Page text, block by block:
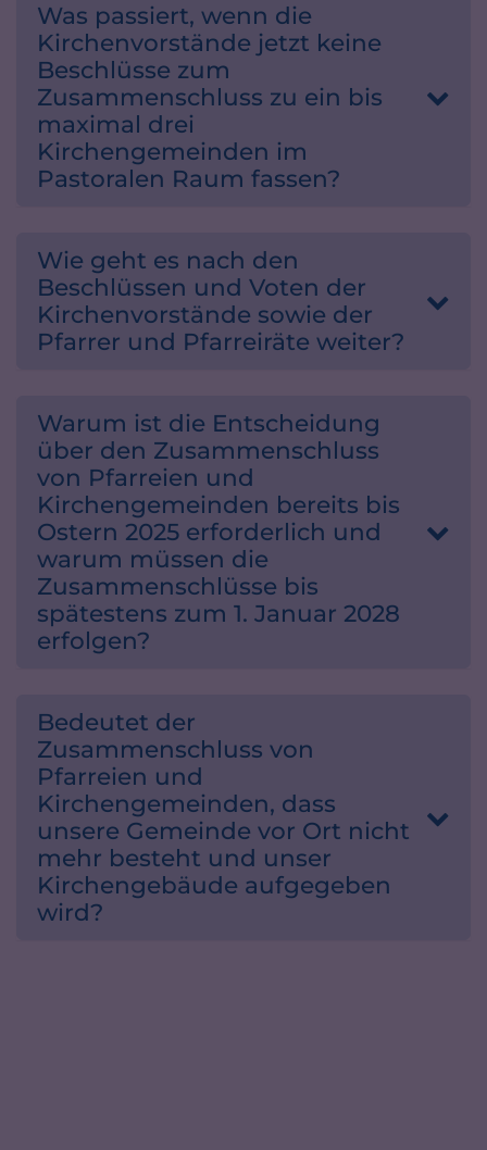
Was passiert, wenn die
Kirchenvorstände jetzt keine
Beschlüsse zum
Zusammenschluss zu ein bis
maximal drei
Kirchengemeinden im
Pastoralen Raum fassen?
Wie geht es nach den
Beschlüssen und Voten der
Kirchenvorstände sowie der
Pfarrer und Pfarreiräte weiter?
Warum ist die Entscheidung
über den Zusammenschluss
von Pfarreien und
Kirchengemeinden bereits bis
Ostern 2025 erforderlich und
warum müssen die
Zusammenschlüsse bis
spätestens zum 1. Januar 2028
erfolgen?
Bedeutet der
Zusammenschluss von
Pfarreien und
Kirchengemeinden, dass
unsere Gemeinde vor Ort nicht
mehr besteht und unser
Kirchengebäude aufgegeben
wird?